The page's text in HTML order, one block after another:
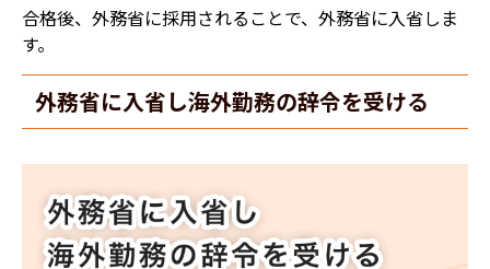
合格後、外務省に採用されることで、外務省に入省しま
す。
外務省に入省し海外勤務の辞令を受ける